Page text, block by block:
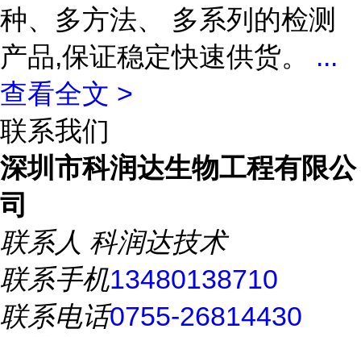
种、多方法、 多系列的检测
产品,保证稳定快速供货。 ...
查看全文 >
联系我们
深圳市科润达生物工程有限公
司
联系人 科润达技术
联系手机13480138710
联系电话0755-26814430